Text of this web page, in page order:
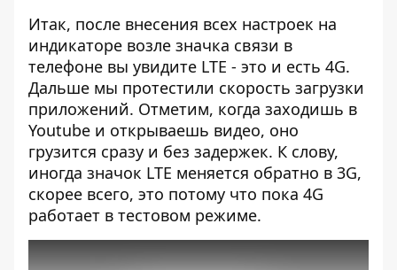
Итак, после внесения всех настроек на
индикаторе возле значка связи в
телефоне вы увидите LTE - это и есть 4G.
Дальше мы протестили скорость загрузки
приложений. Отметим, когда заходишь в
Youtube и открываешь видео, оно
грузится сразу и без задержек. К слову,
иногда значок LTE меняется обратно в 3G,
скорее всего, это потому что пока 4G
работает в тестовом режиме.